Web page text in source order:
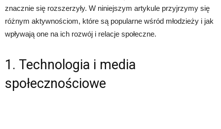
znacznie się rozszerzyły. W niniejszym artykule przyjrzymy się
różnym aktywnościom, które są popularne wśród młodzieży i jak
wpływają one na ich rozwój i relacje społeczne.
1. Technologia i media
społecznościowe